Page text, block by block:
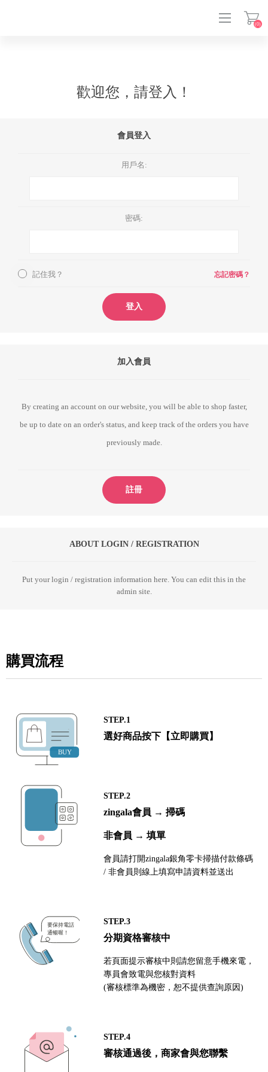
(0)
歡迎您，請登入！
會員登入
用戶名:
密碼:
記住我？ 忘記密碼？
登入
加入會員
By creating an account on our website, you will be able to shop faster,
be up to date on an order's status, and keep track of the orders you have
previously made.
註冊
ABOUT LOGIN / REGISTRATION
Put your login / registration information here. You can edit this in the
admin site.
購買流程
STEP.1
選好商品按下【立即購買】
STEP.2
zingala會員 → 掃碼
非會員 → 填單
會員請打開zingala銀角零卡掃描付款條碼
/ 非會員則線上填寫申請資料並送出
STEP.3
分期資格審核中
若頁面提示審核中則請您留意手機來電，
專員會致電與您核對資料
(審核標準為機密，恕不提供查詢原因)
STEP.4
審核通過後，商家會與您聯繫